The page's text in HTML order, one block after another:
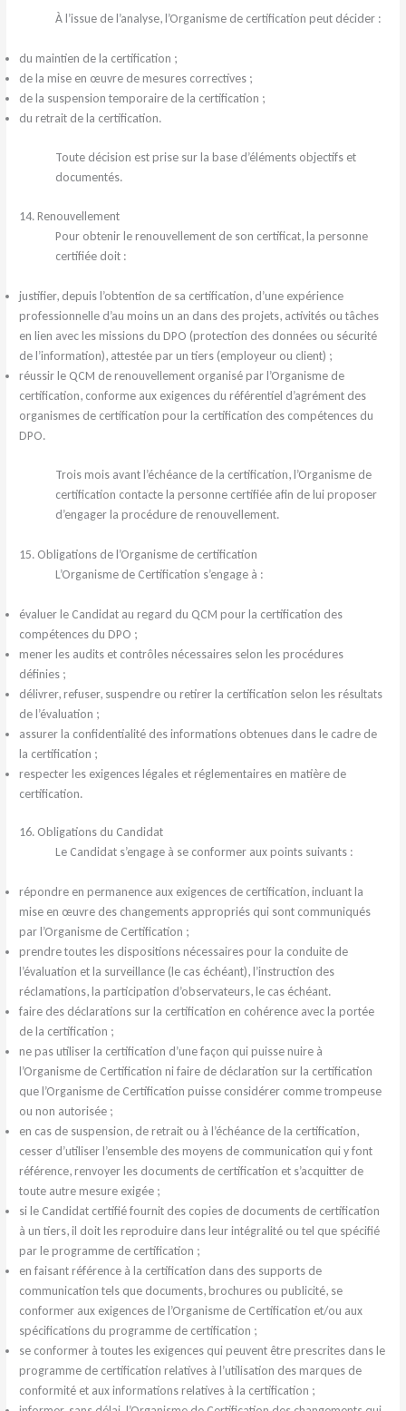
À l’issue de l’analyse, l’Organisme de certification peut décider :
du maintien de la certification ;
de la mise en œuvre de mesures correctives ;
de la suspension temporaire de la certification ;
du retrait de la certification.
Toute décision est prise sur la base d’éléments objectifs et
documentés.
14. Renouvellement
Pour obtenir le renouvellement de son certificat, la personne
certifiée doit :
justifier, depuis l’obtention de sa certification, d’une expérience
professionnelle d’au moins un an dans des projets, activités ou tâches
en lien avec les missions du DPO (protection des données ou sécurité
de l’information), attestée par un tiers (employeur ou client) ;
réussir le QCM de renouvellement organisé par l’Organisme de
certification, conforme aux exigences du référentiel d’agrément des
organismes de certification pour la certification des compétences du
DPO.
Trois mois avant l’échéance de la certification, l’Organisme de
certification contacte la personne certifiée afin de lui proposer
d’engager la procédure de renouvellement.
15. Obligations de l’Organisme de certification
L’Organisme de Certification s’engage à :
évaluer le Candidat au regard du QCM pour la certification des
compétences du DPO ;
mener les audits et contrôles nécessaires selon les procédures
définies ;
délivrer, refuser, suspendre ou retirer la certification selon les résultats
de l’évaluation ;
assurer la confidentialité des informations obtenues dans le cadre de
la certification ;
respecter les exigences légales et réglementaires en matière de
certification.
16. Obligations du Candidat
Le Candidat s’engage à se conformer aux points suivants :
répondre en permanence aux exigences de certification, incluant la
mise en œuvre des changements appropriés qui sont communiqués
par l’Organisme de Certification ;
prendre toutes les dispositions nécessaires pour la conduite de
l’évaluation et la surveillance (le cas échéant), l’instruction des
réclamations, la participation d’observateurs, le cas échéant.
faire des déclarations sur la certification en cohérence avec la portée
de la certification ;
ne pas utiliser la certification d’une façon qui puisse nuire à
l’Organisme de Certification ni faire de déclaration sur la certification
que l’Organisme de Certification puisse considérer comme trompeuse
ou non autorisée ;
en cas de suspension, de retrait ou à l’échéance de la certification,
cesser d’utiliser l’ensemble des moyens de communication qui y font
référence, renvoyer les documents de certification et s’acquitter de
toute autre mesure exigée ;
si le Candidat certifié fournit des copies de documents de certification
à un tiers, il doit les reproduire dans leur intégralité ou tel que spécifié
par le programme de certification ;
en faisant référence à la certification dans des supports de
communication tels que documents, brochures ou publicité, se
conformer aux exigences de l’Organisme de Certification et/ou aux
spécifications du programme de certification ;
se conformer à toutes les exigences qui peuvent être prescrites dans le
programme de certification relatives à l’utilisation des marques de
conformité et aux informations relatives à la certification ;